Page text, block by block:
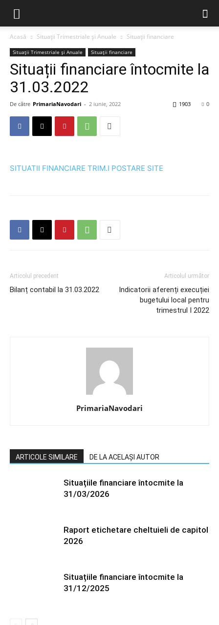
Acasă Situații Trimestriale și Anuale Situații financiare
Situații Trimestriale și Anuale Situații financiare
Situații financiare întocmite la
31.03.2022
De către PrimariaNavodari - 2 iunie, 2022 0
1903
SITUATII FINANCIARE TRIM.I POSTARE SITE
Articolul precedent
Bilanț contabil la 31.03.2022
Articolul următor
Indicatorii aferenți execuției
bugetului local pentru
trimestrul I 2022
PrimariaNavodari
ARTICOLE SIMILARE DE LA ACELAȘI AUTOR
Situațiile financiare întocmite la
31/03/2026
Raport etichetare cheltuieli de capitol
2026
Situațiile financiare întocmite la
31/12/2025